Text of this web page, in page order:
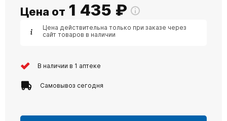
Цена от 1 435 ₽
Цена действительна только при заказе через
сайт товаров в наличии
В наличии в 1 аптеке
Самовывоз сегодня